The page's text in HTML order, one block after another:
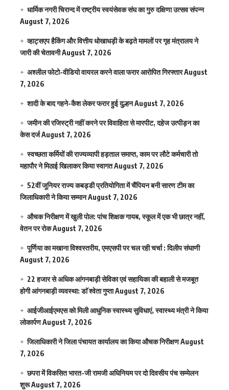
धार्मिक नगरी चिरान्द में राष्ट्रीय स्वयंसेवक संघ का गुरु दक्षिणा उत्सव संपन्न
August 7, 2026
व्हाट्सएप हैकिंग और वित्तीय धोखाधड़ी के बढ़ते मामलों पर गृह मंत्रालय ने
जारी की चेतावनीAugust 7, 2026
अश्लील फोटो-वीडियो वायरल करने वाला फरार आरोपित गिरफ्तारAugust
7, 2026
शादी के बाद गहने-कैश लेकर फरार हुई दुल्हनAugust 7, 2026
जमीन की रजिस्ट्री नहीं करने पर विवाहिता से मारपीट, दहेज उत्पीड़न का
केस दर्जAugust 7, 2026
स्वच्छता कर्मियों की राज्यव्यापी हड़ताल समाप्त, काम पर लौटे कर्मचारी तो
महापौर ने मिठाई खिलाकर किया स्वागतAugust 7, 2026
52वीं जूनियर राज्य कबड्डी प्रतियोगिता में चैंपियन बनी सारण टीम का
जिलाधिकारी ने किया सम्मानAugust 7, 2026
औचक निरीक्षण में खुली पोल: पांच शिक्षक गायब, स्कूल में एक भी छात्र नहीं,
वेतन पर रोकAugust 7, 2026
पूर्णिया का मखाना विश्वस्तरीय, एमएसपी पर चल रही चर्चा : दिलीप संघाणी
August 7, 2026
22 हजार से अधिक आंगनबाड़ी सेविका एवं सहायिका की बहाली से मजबूत
होगी आंगनबाड़ी व्यवस्था: डाॅ श्वेता गुप्ताAugust 7, 2026
आईजीआईएमएस काे मिली आधुनिक स्वास्थ्य सुविधाएं, स्वास्थ्य मंत्री ने किया
लोकार्पणAugust 7, 2026
जिलाधिकारी ने जिला पंचायत कार्यालय का किया औचक निरीक्षणAugust
7, 2026
छपरा में विकसित भारत-जी रामजी अधिनियम पर दो दिवसीय पंच सम्मेलन
शुरूAugust 7, 2026